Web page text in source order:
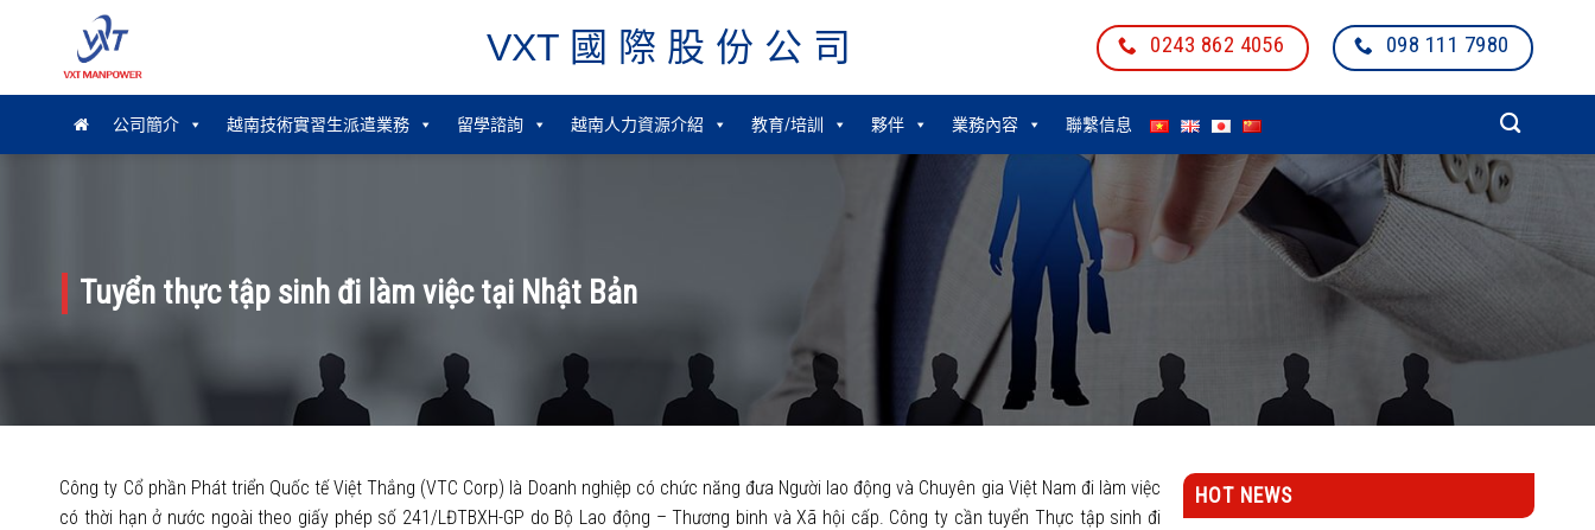
VXT 國 際 股 份 公 司 0243 862 4056 098 111 7980
公司簡介 越南技術實習生派遣業務 留學諮詢 越南人力資源介紹 教育/培訓 夥伴 業務內容 聯繫信息
Tuyển thực tập sinh đi làm việc tại Nhật Bản
Công ty Cổ phần Phát triển Quốc tế Việt Thắng (VTC Corp) là Doanh nghiệp có chức năng đưa Người lao động và Chuyên gia Việt Nam đi làm việc
có thời hạn ở nước ngoài theo giấy phép số 241/LĐTBXH-GP do Bộ Lao động – Thương binh và Xã hội cấp. Công ty cần tuyển Thực tập sinh đi
HOT NEWS